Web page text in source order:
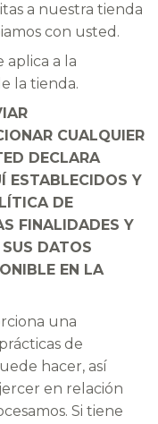
a nuestra tienda
con usted.
aplica a la
la tienda.
CUALQUIER
DECLARA
ESTABLECIDOS Y
DE
FINALIDADES Y
DATOS
EN LA
una
de
hacer, así
en relación
Si tiene